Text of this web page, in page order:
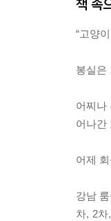
책 속
“고양
봉실은
어찌나
어나간
어제
강남
차, 2